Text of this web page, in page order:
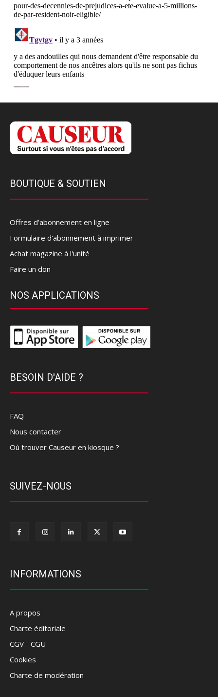
BOUTIQUE & SOUTIEN
Offres d’abonnement en ligne
Formulaire d'abonnement à imprimer
Achat magazine à l'unité
Faire un don
NOS APPLICATIONS
BESOIN D'AIDE ?
FAQ
Nous contacter
Où trouver Causeur en kiosque ?
SUIVEZ-NOUS
INFORMATIONS
A propos
Charte éditoriale
CGV - CGU
Cookies
Charte de modération